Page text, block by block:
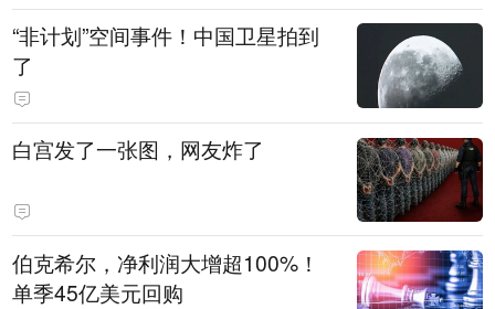
“非计划”空间事件！中国卫星拍到
了
白宫发了一张图，网友炸了
伯克希尔，净利润大增超100%！
单季45亿美元回购